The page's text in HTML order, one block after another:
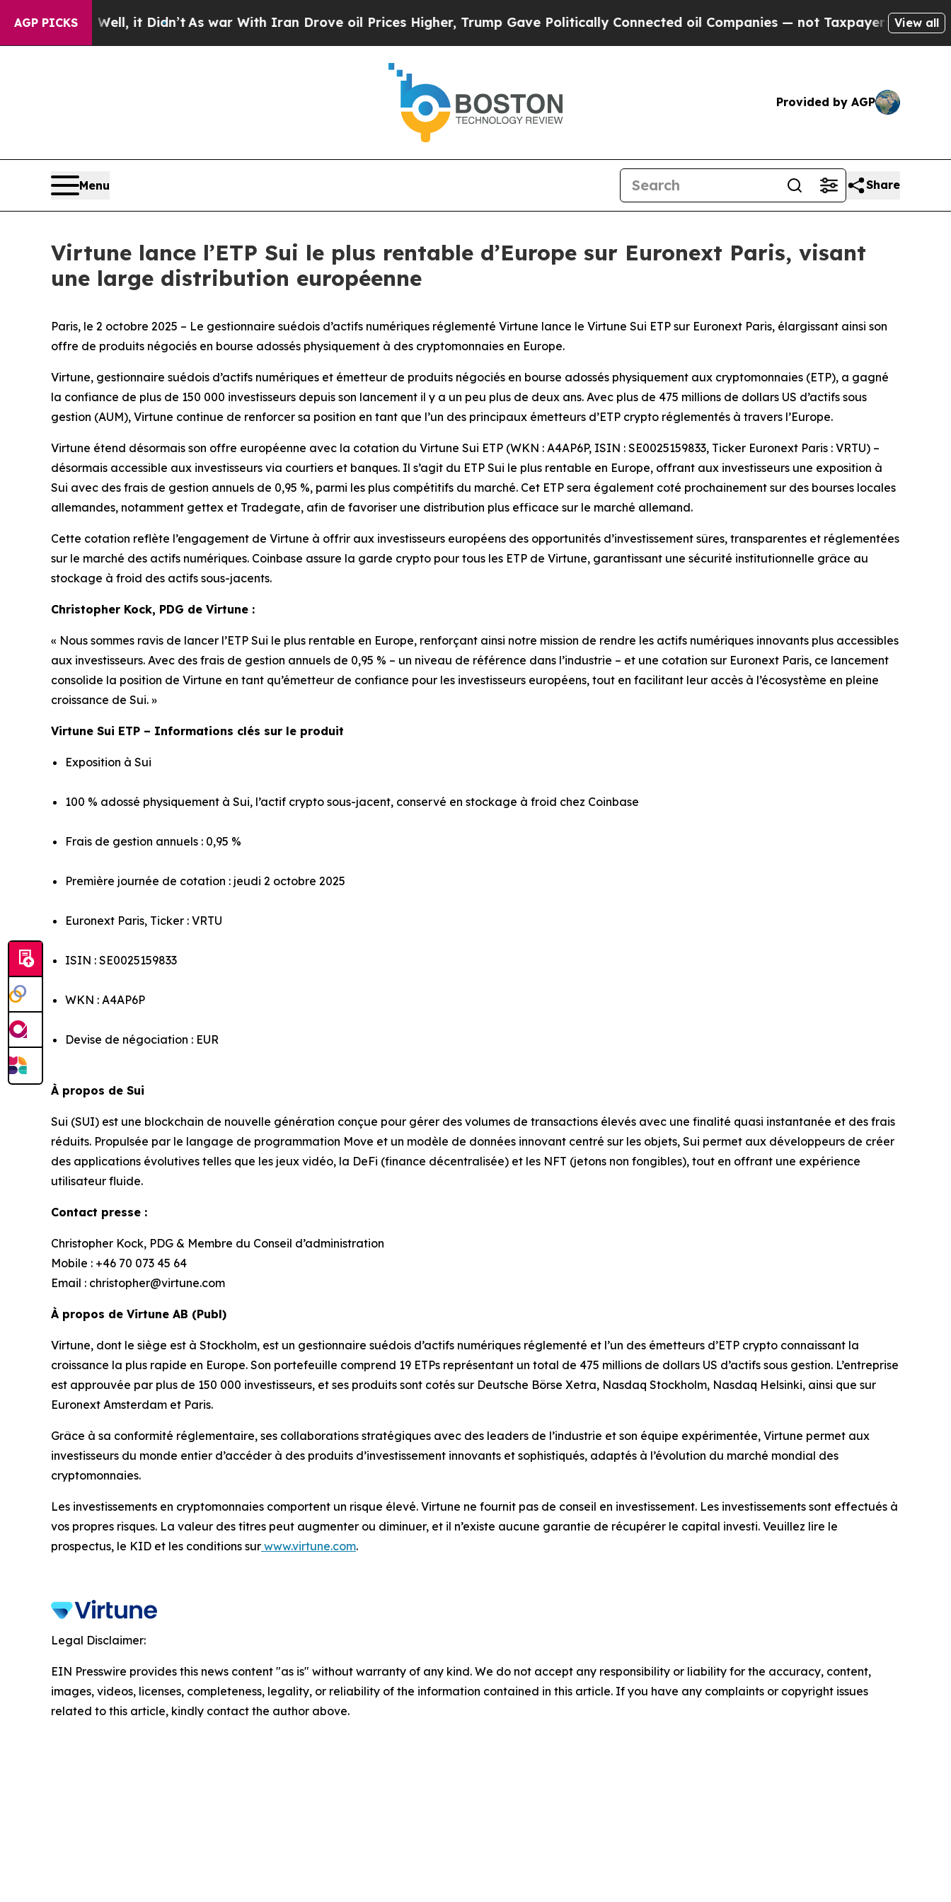
AGP PICKS
Well, it Didn’tAs war With Iran Drove oil Prices Higher, Trump Gave Politically Connected oil Companies — not Taxpayers — the Chance to
View all
Provided by AGP
Menu Share
Virtune lance l’ETP Sui le plus rentable d’Europe sur Euronext Paris, visant
une large distribution européenne
Paris, le 2 octobre 2025 – Le gestionnaire suédois d’actifs numériques réglementé Virtune lance le Virtune Sui ETP sur Euronext Paris, élargissant ainsi son
offre de produits négociés en bourse adossés physiquement à des cryptomonnaies en Europe.
Virtune, gestionnaire suédois d’actifs numériques et émetteur de produits négociés en bourse adossés physiquement aux cryptomonnaies (ETP), a gagné
la confiance de plus de 150 000 investisseurs depuis son lancement il y a un peu plus de deux ans. Avec plus de 475 millions de dollars US d’actifs sous
gestion (AUM), Virtune continue de renforcer sa position en tant que l’un des principaux émetteurs d’ETP crypto réglementés à travers l’Europe.
Virtune étend désormais son offre européenne avec la cotation du Virtune Sui ETP (WKN : A4AP6P, ISIN : SE0025159833, Ticker Euronext Paris : VRTU) –
désormais accessible aux investisseurs via courtiers et banques. Il s’agit du ETP Sui le plus rentable en Europe, offrant aux investisseurs une exposition à
Sui avec des frais de gestion annuels de 0,95 %, parmi les plus compétitifs du marché. Cet ETP sera également coté prochainement sur des bourses locales
allemandes, notamment gettex et Tradegate, afin de favoriser une distribution plus efficace sur le marché allemand.
Cette cotation reflète l’engagement de Virtune à offrir aux investisseurs européens des opportunités d’investissement sûres, transparentes et réglementées
sur le marché des actifs numériques. Coinbase assure la garde crypto pour tous les ETP de Virtune, garantissant une sécurité institutionnelle grâce au
stockage à froid des actifs sous-jacents.
Christopher Kock, PDG de Virtune :
« Nous sommes ravis de lancer l’ETP Sui le plus rentable en Europe, renforçant ainsi notre mission de rendre les actifs numériques innovants plus accessibles
aux investisseurs. Avec des frais de gestion annuels de 0,95 % – un niveau de référence dans l’industrie – et une cotation sur Euronext Paris, ce lancement
consolide la position de Virtune en tant qu’émetteur de confiance pour les investisseurs européens, tout en facilitant leur accès à l’écosystème en pleine
croissance de Sui. »
Virtune Sui ETP – Informations clés sur le produit
Exposition à Sui
100 % adossé physiquement à Sui, l’actif crypto sous-jacent, conservé en stockage à froid chez Coinbase
Frais de gestion annuels : 0,95 %
Première journée de cotation : jeudi 2 octobre 2025
Euronext Paris, Ticker : VRTU
ISIN : SE0025159833
WKN : A4AP6P
Devise de négociation : EUR
À propos de Sui
Sui (SUI) est une blockchain de nouvelle génération conçue pour gérer des volumes de transactions élevés avec une finalité quasi instantanée et des frais
réduits. Propulsée par le langage de programmation Move et un modèle de données innovant centré sur les objets, Sui permet aux développeurs de créer
des applications évolutives telles que les jeux vidéo, la DeFi (finance décentralisée) et les NFT (jetons non fongibles), tout en offrant une expérience
utilisateur fluide.
Contact presse :
Christopher Kock, PDG & Membre du Conseil d’administration
Mobile : +46 70 073 45 64
Email : christopher@virtune.com
À propos de Virtune AB (Publ)
Virtune, dont le siège est à Stockholm, est un gestionnaire suédois d’actifs numériques réglementé et l’un des émetteurs d’ETP crypto connaissant la
croissance la plus rapide en Europe. Son portefeuille comprend 19 ETPs représentant un total de 475 millions de dollars US d’actifs sous gestion. L’entreprise
est approuvée par plus de 150 000 investisseurs, et ses produits sont cotés sur Deutsche Börse Xetra, Nasdaq Stockholm, Nasdaq Helsinki, ainsi que sur
Euronext Amsterdam et Paris.
Grâce à sa conformité réglementaire, ses collaborations stratégiques avec des leaders de l’industrie et son équipe expérimentée, Virtune permet aux
investisseurs du monde entier d’accéder à des produits d’investissement innovants et sophistiqués, adaptés à l’évolution du marché mondial des
cryptomonnaies.
Les investissements en cryptomonnaies comportent un risque élevé. Virtune ne fournit pas de conseil en investissement. Les investissements sont effectués à
vos propres risques. La valeur des titres peut augmenter ou diminuer, et il n’existe aucune garantie de récupérer le capital investi. Veuillez lire le
prospectus, le KID et les conditions sur www.virtune.com.
Legal Disclaimer:
EIN Presswire provides this news content "as is" without warranty of any kind. We do not accept any responsibility or liability for the accuracy, content,
images, videos, licenses, completeness, legality, or reliability of the information contained in this article. If you have any complaints or copyright issues
related to this article, kindly contact the author above.